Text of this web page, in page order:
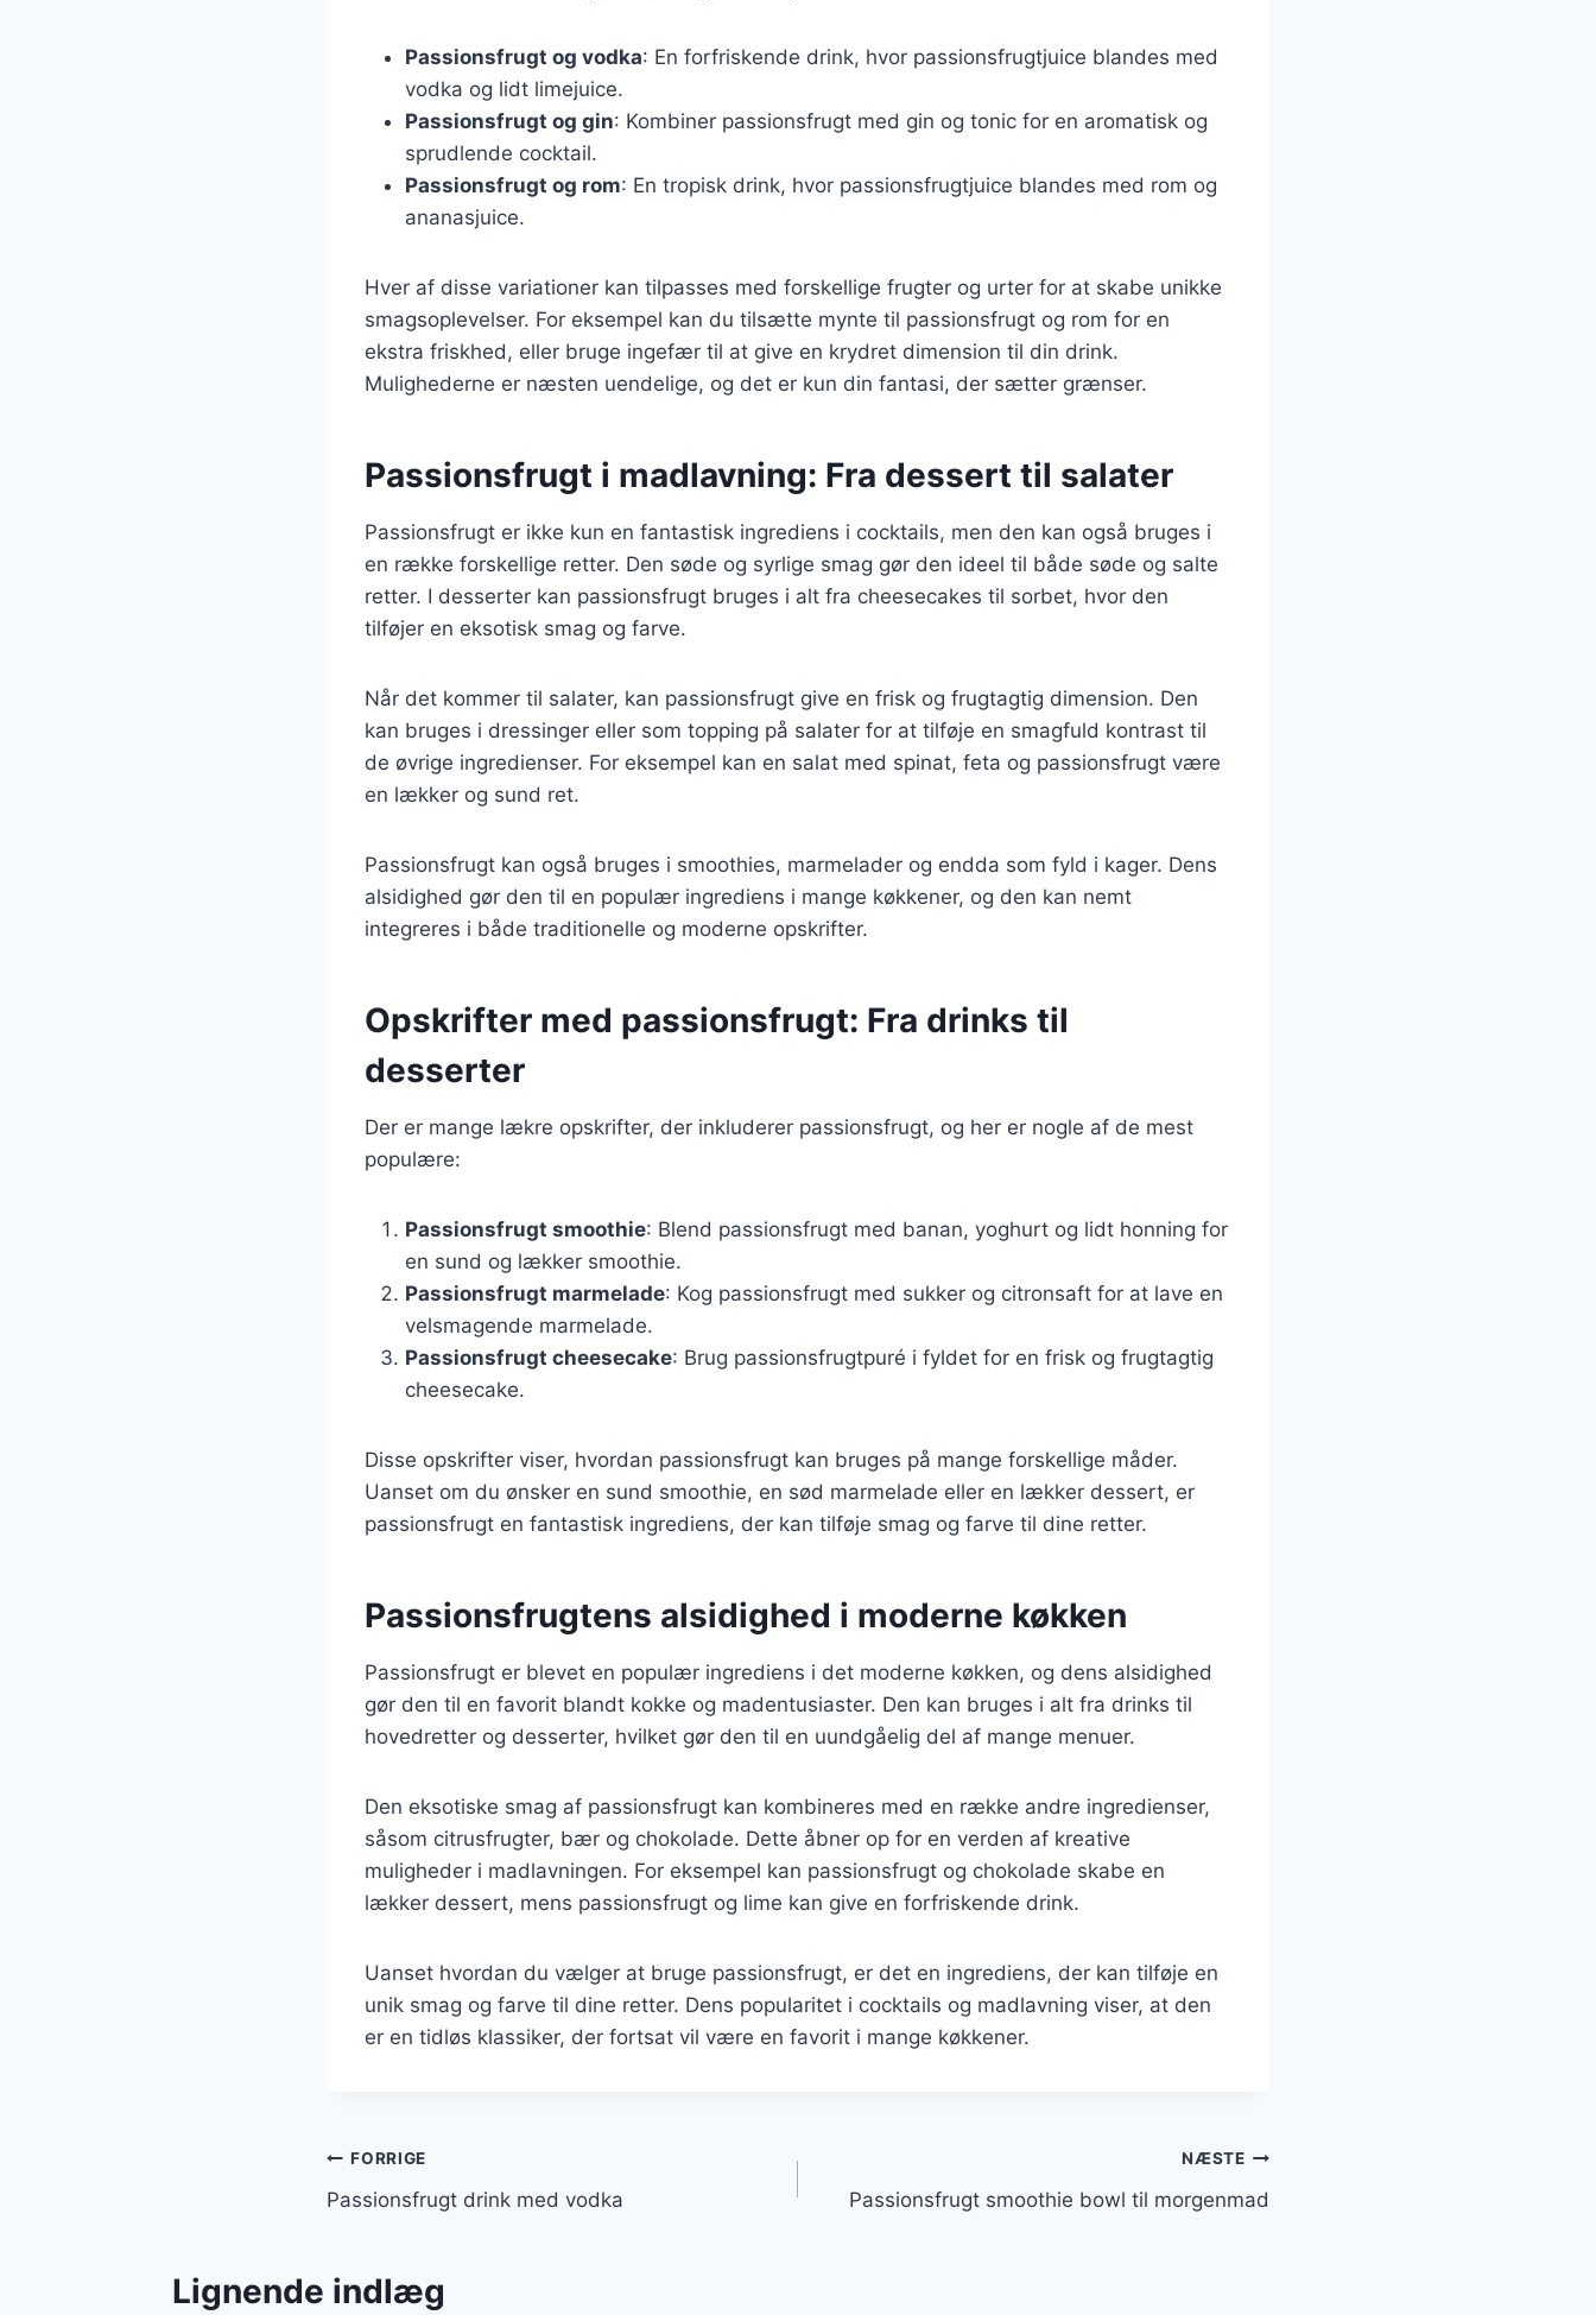
Passionsfrugt og vodka: En forfriskende drink, hvor passionsfrugtjuice blandes med
vodka og lidt limejuice.
Passionsfrugt og gin: Kombiner passionsfrugt med gin og tonic for en aromatisk og
sprudlende cocktail.
Passionsfrugt og rom: En tropisk drink, hvor passionsfrugtjuice blandes med rom og
ananasjuice.
Hver af disse variationer kan tilpasses med forskellige frugter og urter for at skabe unikke
smagsoplevelser. For eksempel kan du tilsætte mynte til passionsfrugt og rom for en
ekstra friskhed, eller bruge ingefær til at give en krydret dimension til din drink.
Mulighederne er næsten uendelige, og det er kun din fantasi, der sætter grænser.
Passionsfrugt i madlavning: Fra dessert til salater
Passionsfrugt er ikke kun en fantastisk ingrediens i cocktails, men den kan også bruges i
en række forskellige retter. Den søde og syrlige smag gør den ideel til både søde og salte
retter. I desserter kan passionsfrugt bruges i alt fra cheesecakes til sorbet, hvor den
tilføjer en eksotisk smag og farve.
Når det kommer til salater, kan passionsfrugt give en frisk og frugtagtig dimension. Den
kan bruges i dressinger eller som topping på salater for at tilføje en smagfuld kontrast til
de øvrige ingredienser. For eksempel kan en salat med spinat, feta og passionsfrugt være
en lækker og sund ret.
Passionsfrugt kan også bruges i smoothies, marmelader og endda som fyld i kager. Dens
alsidighed gør den til en populær ingrediens i mange køkkener, og den kan nemt
integreres i både traditionelle og moderne opskrifter.
Opskrifter med passionsfrugt: Fra drinks til
desserter
Der er mange lækre opskrifter, der inkluderer passionsfrugt, og her er nogle af de mest
populære:
Passionsfrugt smoothie: Blend passionsfrugt med banan, yoghurt og lidt honning for
en sund og lækker smoothie.
Passionsfrugt marmelade: Kog passionsfrugt med sukker og citronsaft for at lave en
velsmagende marmelade.
Passionsfrugt cheesecake: Brug passionsfrugtpuré i fyldet for en frisk og frugtagtig
cheesecake.
Disse opskrifter viser, hvordan passionsfrugt kan bruges på mange forskellige måder.
Uanset om du ønsker en sund smoothie, en sød marmelade eller en lækker dessert, er
passionsfrugt en fantastisk ingrediens, der kan tilføje smag og farve til dine retter.
Passionsfrugtens alsidighed i moderne køkken
Passionsfrugt er blevet en populær ingrediens i det moderne køkken, og dens alsidighed
gør den til en favorit blandt kokke og madentusiaster. Den kan bruges i alt fra drinks til
hovedretter og desserter, hvilket gør den til en uundgåelig del af mange menuer.
Den eksotiske smag af passionsfrugt kan kombineres med en række andre ingredienser,
såsom citrusfrugter, bær og chokolade. Dette åbner op for en verden af kreative
muligheder i madlavningen. For eksempel kan passionsfrugt og chokolade skabe en
lækker dessert, mens passionsfrugt og lime kan give en forfriskende drink.
Uanset hvordan du vælger at bruge passionsfrugt, er det en ingrediens, der kan tilføje en
unik smag og farve til dine retter. Dens popularitet i cocktails og madlavning viser, at den
er en tidløs klassiker, der fortsat vil være en favorit i mange køkkener.
Indlægsnavigation
FORRIGE
Passionsfrugt drink med vodka
NÆSTE
Passionsfrugt smoothie bowl til morgenmad
Lignende indlæg